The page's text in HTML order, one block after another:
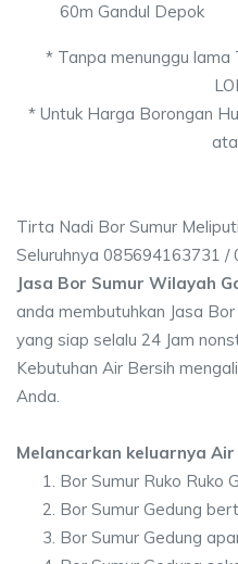
60m Gandul Depok
* Tanpa menunggu lama
* Untuk Harga Borongan
Tirta Nadi Bor Sumur
Seluruhnya 085694163731
Jasa Bor Sumur Wilayah
anda membutuhkan Jasa
yang siap selalu 24 Jam
Kebutuhan Air Bersih
Anda.
Melancarkan keluarnya
Bor Sumur Ruko Ruko
Bor Sumur Gedung
Bor Sumur Gedung